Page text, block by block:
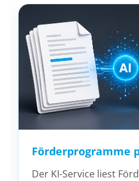
Förderprogramme
Der KI-Service liest